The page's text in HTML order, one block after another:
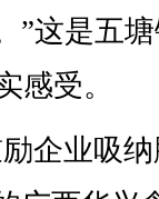
”这是五
感受。
企业吸